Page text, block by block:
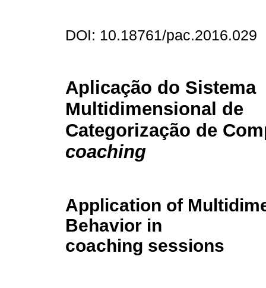
DOI: 10.18761/pac.2016.029
Aplicação do Sistema
Multidimensional de
Categorização de
coaching
Application of
Behavior in
coaching sessions